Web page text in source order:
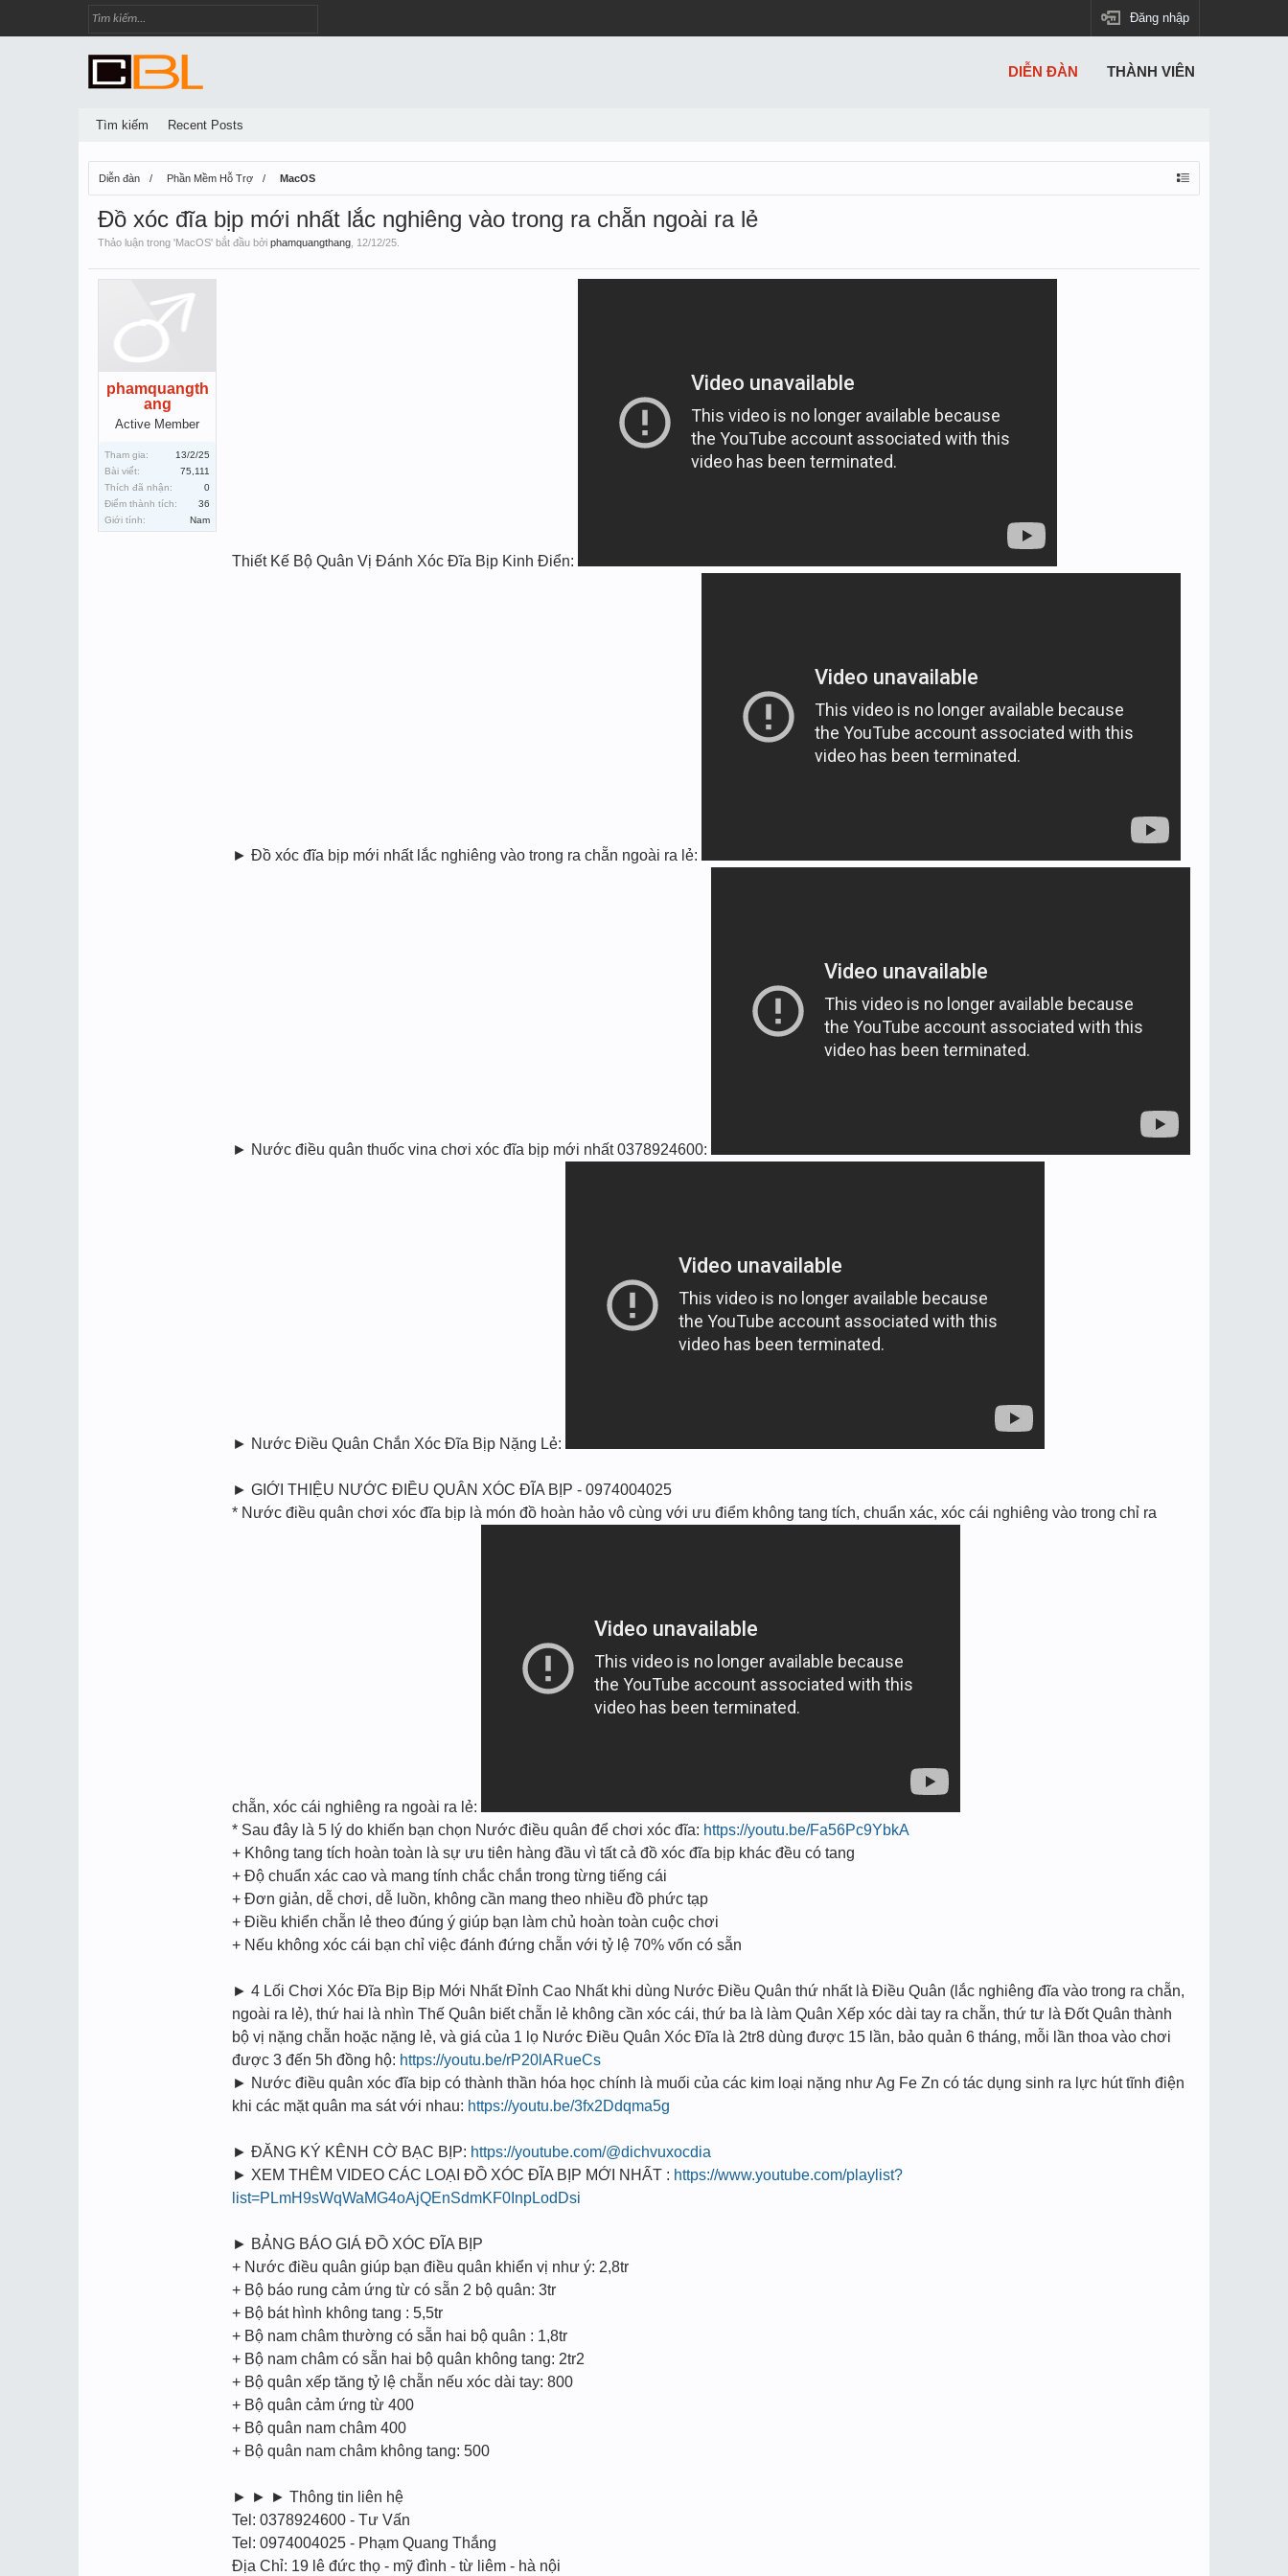
Đăng nhập
Diễn đàn Phần Mềm Hỗ Trợ MacOS
Đồ xóc đĩa bịp mới nhất lắc nghiêng vào trong ra chẵn ngoài ra lẻ
Thảo luận trong 'MacOS' bắt đầu bởi phamquangthang 12/12/25
phamquangth
ang
Active Member
Tham gia:
13/2/25
Bài viết:
75,111
Thích đã nhận:
0
Điểm thành tích:
36
Giới tính:
Nam
Thiết Kế Bộ Quân Vị Đánh Xóc Đĩa Bịp Kinh Điển:
► Đồ xóc đĩa bịp mới nhất lắc nghiêng vào trong ra chẵn ngoài ra lẻ:
► Nước điều quân thuốc vina chơi xóc đĩa bịp mới nhất 0378924600:
► Nước Điều Quân Chắn Xóc Đĩa Bịp Nặng Lẻ:
► GIỚI THIỆU NƯỚC ĐIỀU QUÂN XÓC ĐĨA BỊP - 0974004025
* Nước điều quân chơi xóc đĩa bịp là món đồ hoàn hảo vô cùng với ưu điểm không tang tích, chuẩn xác, xóc cái nghiêng vào trong chỉ ra
chẵn, xóc cái nghiêng ra ngoài ra lẻ:
* Sau đây là 5 lý do khiến bạn chọn Nước điều quân để chơi xóc đĩa: https://youtu.be/Fa56Pc9YbkA
+ Không tang tích hoàn toàn là sự ưu tiên hàng đầu vì tất cả đồ xóc đĩa bịp khác đều có tang
+ Độ chuẩn xác cao và mang tính chắc chắn trong từng tiếng cái
+ Đơn giản, dễ chơi, dễ luồn, không cần mang theo nhiều đồ phức tạp
+ Điều khiển chẵn lẻ theo đúng ý giúp bạn làm chủ hoàn toàn cuộc chơi
+ Nếu không xóc cái bạn chỉ việc đánh đứng chẵn với tỷ lệ 70% vốn có sẵn
► 4 Lối Chơi Xóc Đĩa Bịp Bịp Mới Nhất Đỉnh Cao Nhất khi dùng Nước Điều Quân thứ nhất là Điều Quân (lắc nghiêng đĩa vào trong ra chẵn,
ngoài ra lẻ), thứ hai là nhìn Thế Quân biết chẵn lẻ không cần xóc cái, thứ ba là làm Quân Xếp xóc dài tay ra chẵn, thứ tư là Đốt Quân thành
bộ vị nặng chẵn hoặc nặng lẻ, và giá của 1 lọ Nước Điều Quân Xóc Đĩa là 2tr8 dùng được 15 lần, bảo quản 6 tháng, mỗi lần thoa vào chơi
được 3 đến 5h đồng hộ: https://youtu.be/rP20lARueCs
► Nước điều quân xóc đĩa bịp có thành thần hóa học chính là muối của các kim loại nặng như Ag Fe Zn có tác dụng sinh ra lực hút tĩnh điện
khi các mặt quân ma sát với nhau: https://youtu.be/3fx2Ddqma5g
► ĐĂNG KÝ KÊNH CỜ BẠC BỊP: https://youtube.com/@dichvuxocdia
► XEM THÊM VIDEO CÁC LOẠI ĐỒ XÓC ĐĨA BỊP MỚI NHẤT : https://www.youtube.com/playlist?
list=PLmH9sWqWaMG4oAjQEnSdmKF0InpLodDsi
► BẢNG BÁO GIÁ ĐỒ XÓC ĐĨA BỊP
+ Nước điều quân giúp bạn điều quân khiển vị như ý: 2,8tr
+ Bộ báo rung cảm ứng từ có sẵn 2 bộ quân: 3tr
+ Bộ bát hình không tang : 5,5tr
+ Bộ nam châm thường có sẵn hai bộ quân : 1,8tr
+ Bộ nam châm có sẵn hai bộ quân không tang: 2tr2
+ Bộ quân xếp tăng tỷ lệ chẵn nếu xóc dài tay: 800
+ Bộ quân cảm ứng từ 400
+ Bộ quân nam châm 400
+ Bộ quân nam châm không tang: 500
► ► ► Thông tin liên hệ
Tel: 0378924600 - Tư Vấn
Tel: 0974004025 - Phạm Quang Thắng
Địa Chỉ: 19 lê đức thọ - mỹ đình - từ liêm - hà nội
DIỄN ĐÀN
Tìm kiếm Recent Posts
THÀNH VIÊN